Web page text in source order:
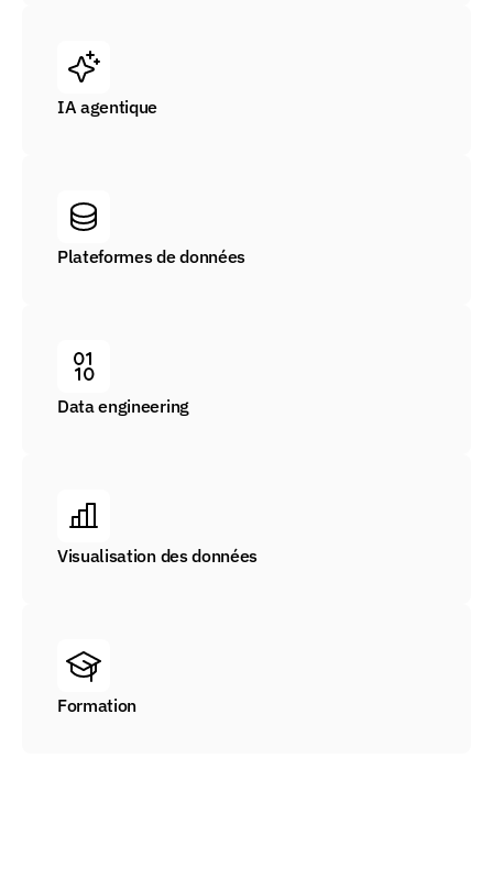
IA agentique
Plateformes de données
Data engineering
Visualisation des données
Formation